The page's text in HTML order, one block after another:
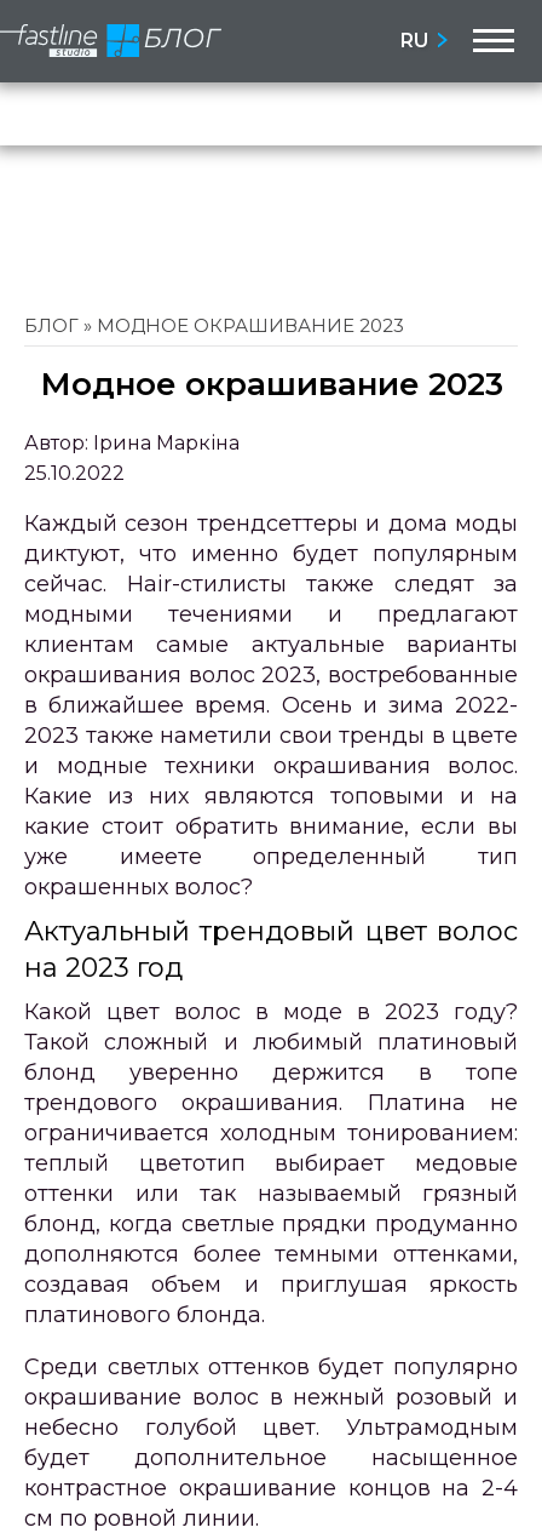
RU
БЛОГ » МОДНОЕ ОКРАШИВАНИЕ 2023
Модное окрашивание 2023
Автор: Ірина Маркіна
25.10.2022
Каждый сезон трендсеттеры и дома моды
диктуют, что именно будет популярным
сейчас. Hair-стилисты также следят за
модными течениями и предлагают
клиентам самые актуальные варианты
окрашивания волос 2023, востребованные
в ближайшее время. Осень и зима 2022-
2023 также наметили свои тренды в цвете
и модные техники окрашивания волос.
Какие из них являются топовыми и на
какие стоит обратить внимание, если вы
уже имеете определенный тип
окрашенных волос?
Актуальный трендовый цвет волос
на 2023 год
Какой цвет волос в моде в 2023 году?
Такой сложный и любимый платиновый
блонд уверенно держится в топе
трендового окрашивания. Платина не
ограничивается холодным тонированием:
теплый цветотип выбирает медовые
оттенки или так называемый грязный
блонд, когда светлые прядки продуманно
дополняются более темными оттенками,
создавая объем и приглушая яркость
платинового блонда.
Среди светлых оттенков будет популярно
окрашивание волос в нежный розовый и
небесно голубой цвет. Ультрамодным
будет дополнительное насыщенное
контрастное окрашивание концов на 2-4
см по ровной линии.